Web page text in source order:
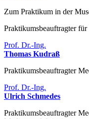
Zum Praktikum in der
Praktikumsbeauftragter
Prof. Dr.-Ing.
Thomas Kudraß
Praktikumsbeauftragter
Prof. Dr.-Ing.
Ulrich Schmedes
Praktikumsbeauftragter